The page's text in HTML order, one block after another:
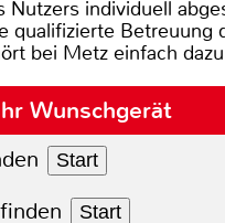
Nutzers individuell
qualifizierte Betreuung
bei Metz einfach
Wunschgerät
Start
Start